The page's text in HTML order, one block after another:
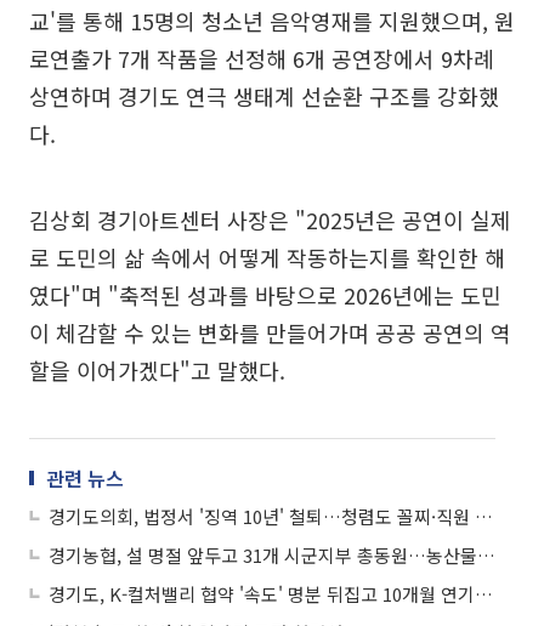
교'를 통해 15명의 청소년 음악영재를 지원했으며, 원
로연출가 7개 작품을 선정해 6개 공연장에서 9차례
상연하며 경기도 연극 생태계 선순환 구조를 강화했
다.
김상회 경기아트센터 사장은 "2025년은 공연이 실제
로 도민의 삶 속에서 어떻게 작동하는지를 확인한 해
였다"며 "축적된 성과를 바탕으로 2026년에는 도민
이 체감할 수 있는 변화를 만들어가며 공공 공연의 역
할을 이어가겠다"고 말했다.
관련 뉴스
경기도의회, 법정서 '징역 10년' 철퇴…청렴도 꼴찌·직원 사망·명동 호텔 논란까지 '총체적 도덕 붕괴'
경기농협, 설 명절 앞두고 31개 시군지부 총동원…농산물 수급·식품안전 특별점검 돌입
경기도, K-컬처밸리 협약 '속도' 명분 뒤집고 10개월 연기…고양시의회 "20년 기다린 시민우롱" 결의안 발의